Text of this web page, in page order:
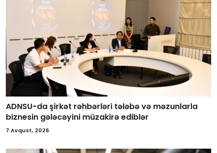
ADNSU-da şirkət rəhbərləri tələbə və məzunlarla
biznesin gələcəyini müzakirə ediblər
7 Avqust, 2026